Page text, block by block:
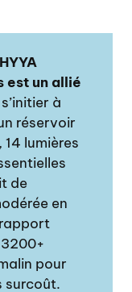
est un allié
à
réservoir
lumières
de
en
pour
surcoût.